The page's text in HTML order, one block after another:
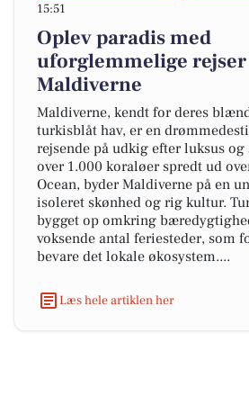
15:51
Oplev paradis med
uforglemmelige
Maldiverne
Maldiverne, kendt for deres
turkisblåt hav, er en
rejsende på udkig efter luksus
over 1.000 koraløer spredt ud
Ocean, byder Maldiverne på en
isoleret skønhed og rig kultur.
bygget op omkring
voksende antal feriesteder, som
bevare det lokale økosystem....
Læs hele artiklen her